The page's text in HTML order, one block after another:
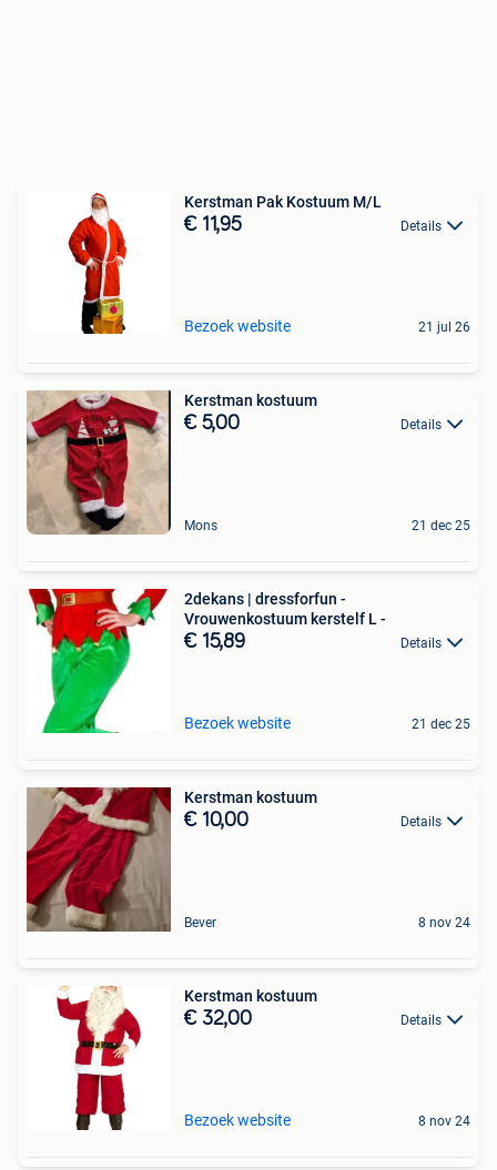
Kerstman Pak Kostuum M/L
€ 11,95 Details
Bezoek website 21 jul 26
Kerstman kostuum
€ 5,00 Details
Mons 21 dec 25
2dekans | dressforfun -
Vrouwenkostuum kerstelf L -
€ 15,89 Details
Bezoek website 21 dec 25
Kerstman kostuum
€ 10,00 Details
Bever 8 nov 24
Kerstman kostuum
€ 32,00 Details
Bezoek website 8 nov 24